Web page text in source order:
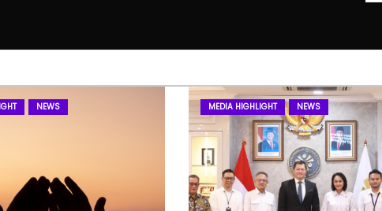
NEWS MEDIA HIGHLIGHT NEWS